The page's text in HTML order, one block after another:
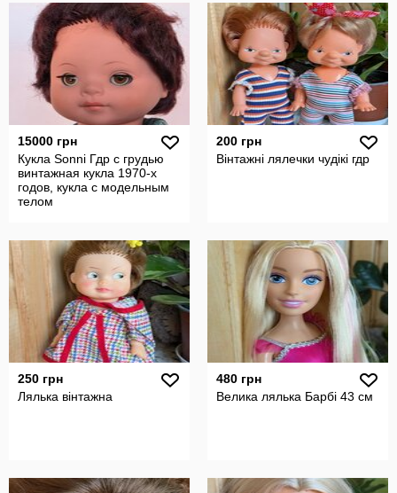
15000 грн
Кукла Sonni Гдр с грудью
винтажная кукла 1970-х
годов, кукла с модельным
телом
200 грн
Вінтажні лялечки чудікі гдр
250 грн
Лялька вінтажна
480 грн
Велика лялька Барбі 43 см